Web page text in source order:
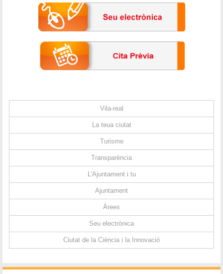
Vila-real
La teua ciutat
Turisme
Transparència
L'Ajuntament i tu
Ajuntament
Àrees
Seu electrònica
Ciutat de la Ciència i la Innovació